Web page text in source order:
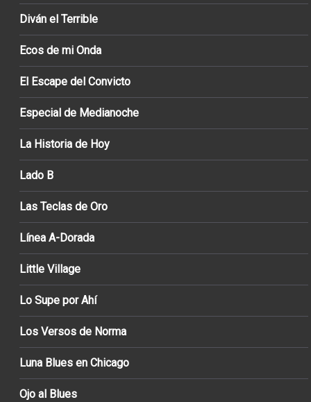
Diván el Terrible
Ecos de mi Onda
El Escape del Convicto
Especial de Medianoche
La Historia de Hoy
Lado B
Las Teclas de Oro
Línea A-Dorada
Little Village
Lo Supe por Ahí
Los Versos de Norma
Luna Blues en Chicago
Ojo al Blues